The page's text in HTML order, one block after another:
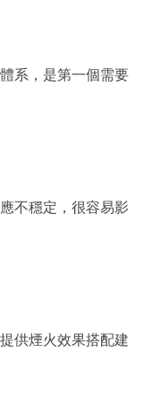
系，是第一個需要
不穩定，很容易影
供煙火效果搭配建